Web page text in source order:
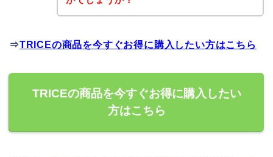
⇒TRICEの商品を今すぐお得に購入したい方はこちら
TRICEの商品を今すぐお得に購入したい
方はこちら